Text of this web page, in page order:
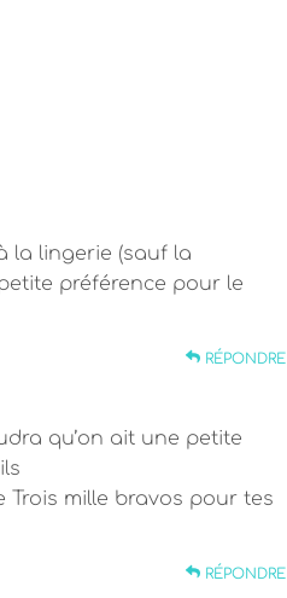
la lingerie (sauf la
préférence pour le
RÉPONDRE
qu’on ait une petite
mille bravos pour tes
RÉPONDRE